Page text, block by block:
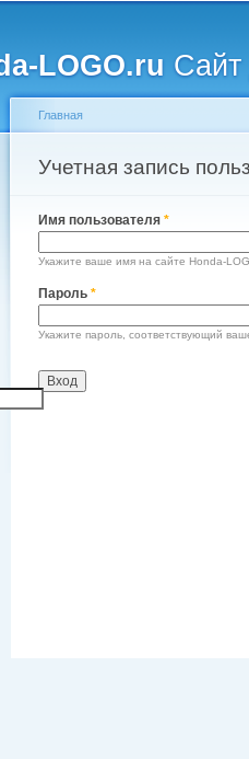
LOGO.ru Сайт
Вы здесь
Главная
Учетная запись
Главные вкладки
Имя пользователя *
Укажите ваше имя на сайте Honda-
Пароль *
Укажите пароль, соответствующий